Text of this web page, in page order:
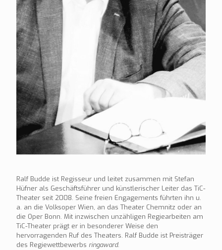
Ralf Budde ist Regisseur und leitet zusammen mit Stefan
Hüfner als Geschäftsführer und künstlerischer Leiter das TiC-
Theater seit 2008. Seine freien Engagements führten ihn u.
a. an die Volksoper Wien, an das Theater Chemnitz oder an
die Oper Bonn. Mit inzwischen unzähligen Regiearbeiten am
TiC-Theater prägt er in besonderer Weise den
hervorragenden Ruf des Theaters. Ralf Budde ist Preisträger
des Regiewettbewerbs ringaward.